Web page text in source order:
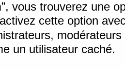
vous trouverez une
cette option
un utilisateur caché.